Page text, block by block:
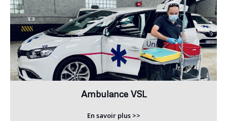
Ambulance VSL
En savoir plus >>